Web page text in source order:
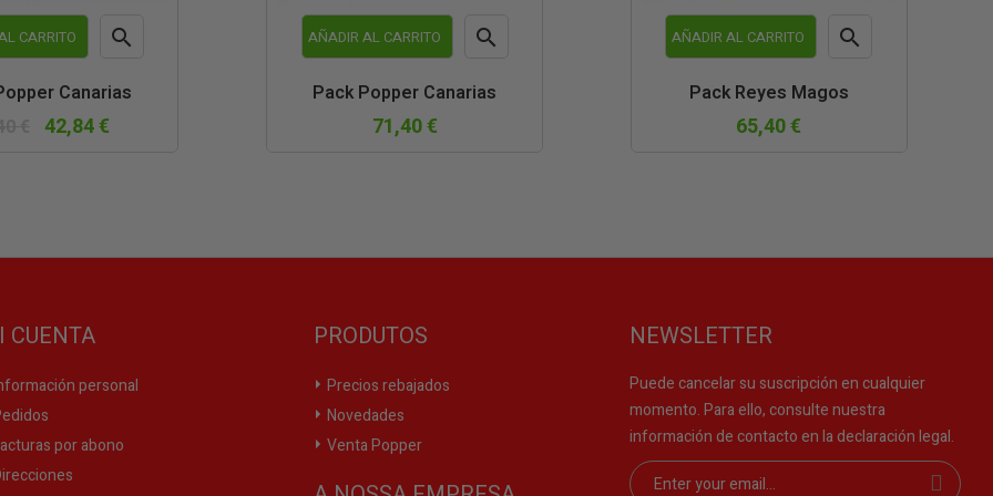
CARRITO 
rápida
Canarias
42,84 €
AÑADIR AL CARRITO 
Pack Popper Canarias
71,40 €
AÑADIR AL CARRITO 
Pack Reyes Magos
65,40 €
CUENTA
personal
por abono
PRODUTOS
Precios rebajados
Novedades
Venta Popper
NEWSLETTER
Puede cancelar su suscripción en cualquier
momento. Para ello, consulte nuestra
información de contacto en la declaración legal.